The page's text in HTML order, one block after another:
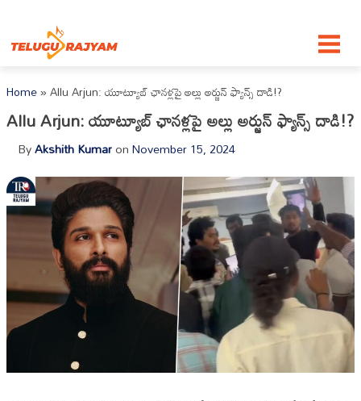
Home»Allu Arjun: యూట్యూబ్‌ ఛానళ్లపై అల్లు అర్జున్‌ ఫ్యాన్స్‌ దాడి!?
Allu Arjun: యూట్యూబ్‌ ఛానళ్లపై అల్లు అర్జున్‌ ఫ్యాన్స్‌ దాడి!?
ByAkshith KumaronNovember 15, 2024